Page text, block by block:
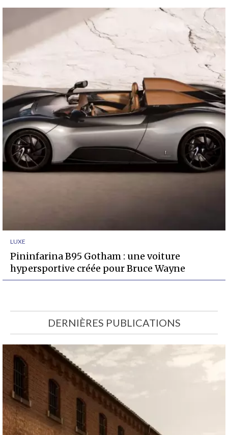
LUXE
Pininfarina B95 Gotham : une voiture
hypersportive créée pour Bruce Wayne
DERNIÈRES PUBLICATIONS